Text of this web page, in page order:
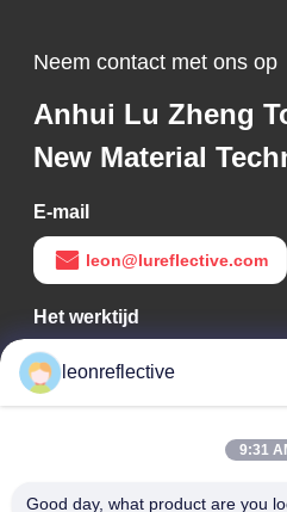
Neem contact met ons op
Anhui Lu Zheng
New Material
E-mail
leon@lureflective.com
Het werktijd
9:00-18:00
Ons adres
leonreflective
9:31
Good day, what product are you